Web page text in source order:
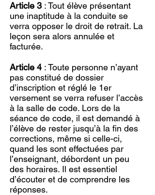
Article 3: Tout élève présentant
une inaptitude à la conduite se
verra opposer le droit de retrait. La
leçon sera alors annulée et
facturée.
Article 4: Toute personne n’ayant
pas constitué de dossier
d’inscription et réglé le 1er
versement se verra refuser l’accès
à la salle de code. Lors de la
séance de code, il est demandé à
l’élève de rester jusqu’à la fin des
corrections, même si celle-ci,
quand les sont effectuées par
l’enseignant, débordent un peu
des horaires. Il est essentiel
d’écouter et de comprendre les
réponses.